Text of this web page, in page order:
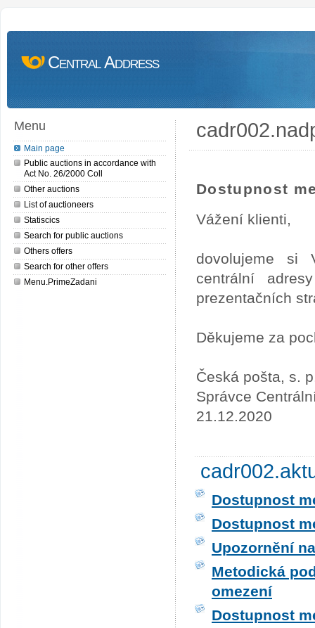
Central Address
Menu
Main page
Public auctions in accordance with
Act No. 26/2000 Coll
Other auctions
List of auctioneers
Statiscics
Search for public auctions
Others offers
Search for other offers
Menu.PrimeZadani
Dostupnost
Vážení klienti,
dovolujeme si
centrální
prezentačních
Děkujeme za
Česká pošta, s.
Správce
21.12.2020
Dostupnost
Dostupnost
Upozornění
Metodická
omezení
Dostupnost